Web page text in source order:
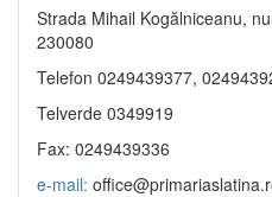
Strada Mihail Kogălniceanu,
230080
Telefon 0249439377,
Telverde 0349919
Fax: 0249439336
e-mail: